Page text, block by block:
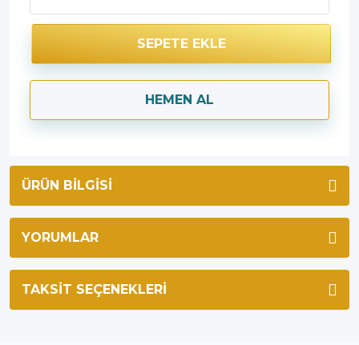
SEPETE EKLE
HEMEN AL
ÜRÜN BILGISI
YORUMLAR
TAKSIT SEÇENEKLERI